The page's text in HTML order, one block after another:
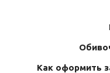
Как оформить